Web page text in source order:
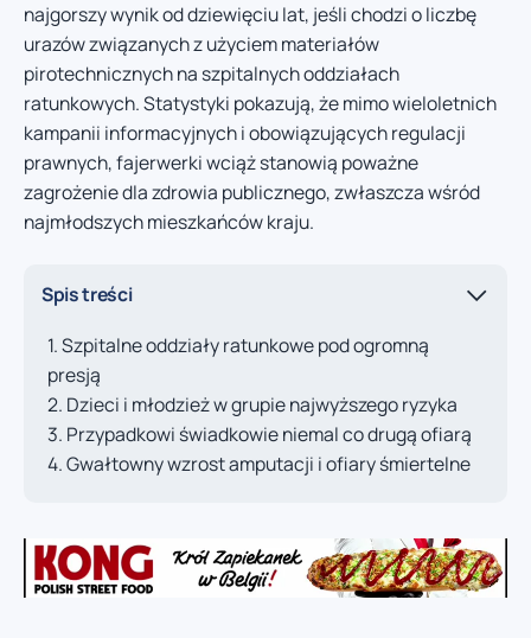
najgorszy wynik od dziewięciu lat, jeśli chodzi o liczbę
urazów związanych z użyciem materiałów
pirotechnicznych na szpitalnych oddziałach
ratunkowych. Statystyki pokazują, że mimo wieloletnich
kampanii informacyjnych i obowiązujących regulacji
prawnych, fajerwerki wciąż stanowią poważne
zagrożenie dla zdrowia publicznego, zwłaszcza wśród
najmłodszych mieszkańców kraju.
Spis treści
Szpitalne oddziały ratunkowe pod ogromną
presją
Dzieci i młodzież w grupie najwyższego ryzyka
Przypadkowi świadkowie niemal co drugą ofiarą
Gwałtowny wzrost amputacji i ofiary śmiertelne